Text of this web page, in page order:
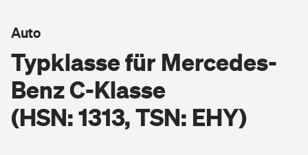
Berufsunfähigkeitsversicherung
Wohnen
Wohngebäudeversicherung
Typklasse für Mercedes-
Benz C-Klasse
(HSN: 1313, TSN: EHY)
Auto